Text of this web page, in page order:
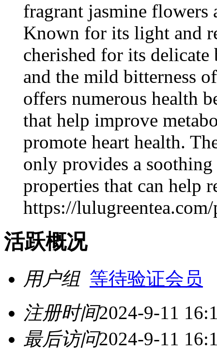
fragrant jasmine flowers
Known for its light and
cherished for its delicate
and the mild bitterness
offers numerous health
that help improve
promote heart health.
only provides a
properties that can help
https://
活跃概况
用户组 等待验证会员
注册时间2024-9-11
最后访问2024-9-11